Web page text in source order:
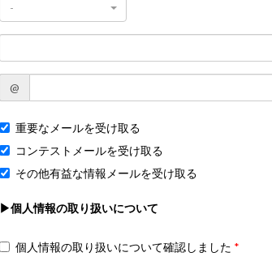
-
@
重要なメールを受け取る
コンテストメールを受け取る
その他有益な情報メールを受け取る
▶個人情報の取り扱いについて
個人情報の取り扱いについて確認しました